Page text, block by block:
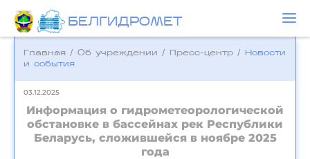
БЕЛГИДРОМЕТ
Главная / Об учреждении / Пресс-центр /
Новости
и события
03.12.2025
Информация о гидрометеорологической
обстановке в бассейнах рек Республики
Беларусь, сложившейся в ноябре 2025
года